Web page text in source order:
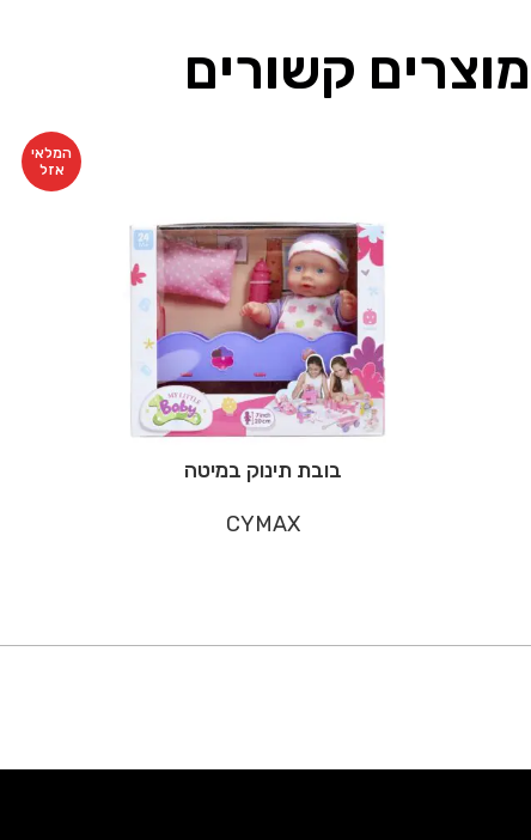
מוצרים קשורים
המלאי
אזל
בובת תינוק במיטה
CYMAX